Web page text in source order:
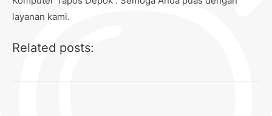
layanan kami.
Related posts: